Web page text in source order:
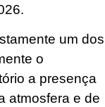
um dos
o
a presença
atmosfera e de